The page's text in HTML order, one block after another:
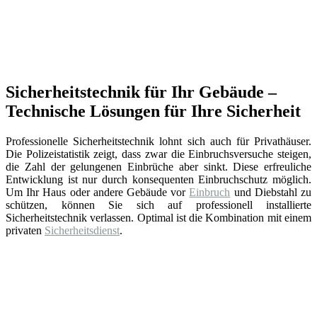
Sicherheitstechnik für Ihr Gebäude –
Technische Lösungen für Ihre Sicherheit
Professionelle Sicherheitstechnik lohnt sich auch für Privathäuser.
Die Polizeistatistik zeigt, dass zwar die Einbruchsversuche steigen,
die Zahl der gelungenen Einbrüche aber sinkt. Diese erfreuliche
Entwicklung ist nur durch konsequenten Einbruchschutz möglich.
Um Ihr Haus oder andere Gebäude vorEinbruch und Diebstahl zu
schützen, können Sie sich auf professionell installierte
Sicherheitstechnik verlassen. Optimal ist die Kombination mit einem
privaten Sicherheitsdienst.